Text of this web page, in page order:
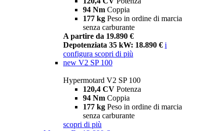
94 Nm Coppia
177 kg Peso in ordine di marcia
senza carburante
A partire da 19.890 €
Depotenziata 35 kW: 18.890 € i
configura scopri di più
new V2 SP 100
Hypermotard V2 SP 100
120,4 CV Potenza
94 Nm Coppia
177 kg Peso in ordine di marcia
senza carburante
scopri di più